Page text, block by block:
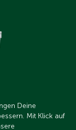
Deine
Mit Klick auf